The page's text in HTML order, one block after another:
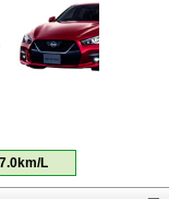
7.0km/L